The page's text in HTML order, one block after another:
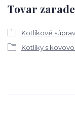
Tovar
Kotlíkové
Kotlíky s